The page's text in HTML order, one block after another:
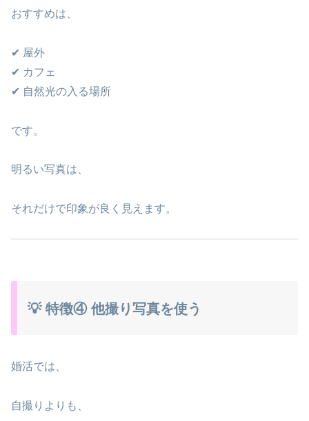
おすすめは、
✔ 屋外
✔ カフェ
✔ 自然光の入る場所
です。
明るい写真は、
それだけで印象が良く見えます。
💡 特徴④ 他撮り写真を使う
婚活では、
自撮りよりも、